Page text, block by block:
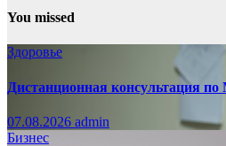
You missed
Здоровье
Дистанционная консультация
07.08.2026 admin
Бизнес